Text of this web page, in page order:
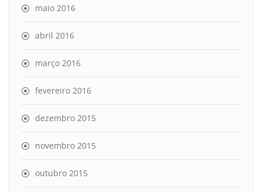
maio 2016
abril 2016
março 2016
fevereiro 2016
dezembro 2015
novembro 2015
outubro 2015